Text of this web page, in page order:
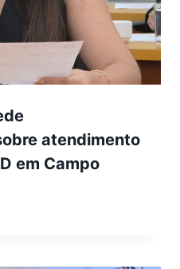
atendimento
em Campo